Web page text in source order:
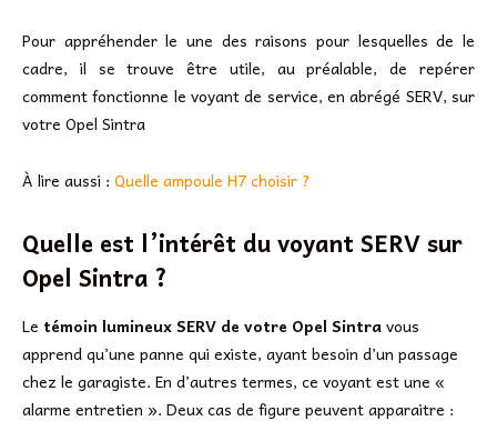
Pour appréhender le une des raisons pour lesquelles de le
cadre, il se trouve être utile, au préalable, de repérer
comment fonctionne le voyant de service, en abrégé SERV, sur
votre Opel Sintra
À lire aussi : Quelle ampoule H7 choisir ?
Quelle est l’intérêt du voyant SERV sur
Opel Sintra ?
Le témoin lumineux SERV de votre Opel Sintravous
apprend qu’une panne qui existe, ayant besoin d’un passage
chez le garagiste. En d’autres termes, ce voyant est une «
alarme entretien ». Deux cas de figure peuvent apparaitre :